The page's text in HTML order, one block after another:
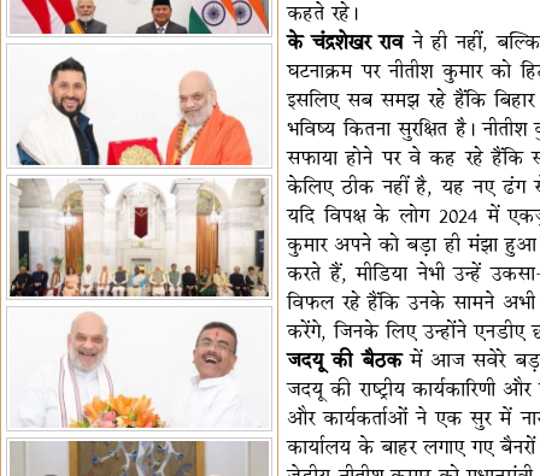
कहते रहे।
के चंद्रशेखर रावने ही नहीं,
घटनाक्रम पर नीतीश कुमार को
इसलिए सब समझ रहे हैंकि
भविष्य कितना सुरक्षित है।
सफाया होने पर वे कह रहे हैंकि
केलिए ठीक नहीं है, यह नए ढंग
यदि विपक्ष के लोग 2024 में
कुमार अपने को बड़ा ही मंझा हुआ
करते हैं, मीडिया नेभी उन्हें
विफल रहे हैंकि उनके सामने अभी
करेंगे, जिनके लिए उन्होंने एनडीए
जदयू की बैठकमें आज सवेरे बड़ा
जदयू की राष्ट्रीय कार्यकारिणी
और कार्यकर्ताओं ने एक सुर में
कार्यालय के बाहर लगाए गए